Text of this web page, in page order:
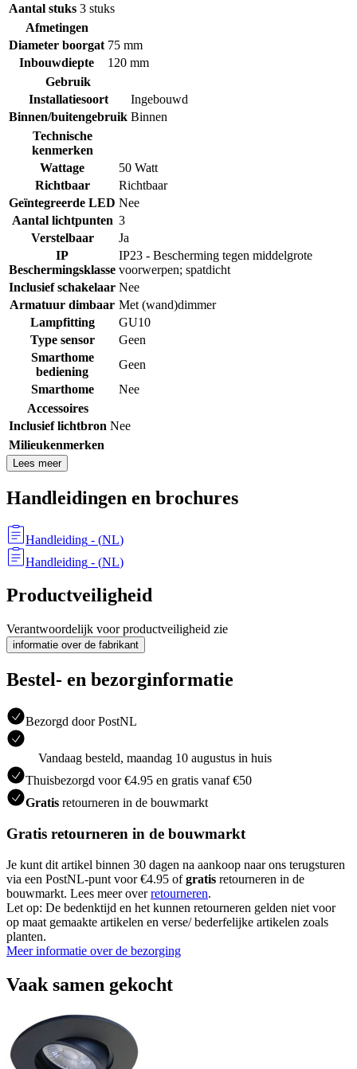
Aantal stuks 3 stuks
Afmetingen
Diameter boorgat 75 mm
Inbouwdiepte
120 mm
Gebruik
Installatiesoort
Ingebouwd
Binnen/buitengebruik Binnen
Technische
kenmerken
Wattage
50 Watt
Richtbaar
Richtbaar
Geïntegreerde LED Nee
Aantal lichtpunten 3
Verstelbaar
Ja
IP
Beschermingsklasse
IP23 - Bescherming tegen middelgrote
voorwerpen; spatdicht
Inclusief schakelaar Nee
Armatuur dimbaar Met (wand)dimmer
Lampfitting
GU10
Type sensor
Geen
Smarthome
bediening
Geen
Smarthome
Nee
Accessoires
Inclusief lichtbron Nee
Milieukenmerken
Lees meer
Handleidingen en brochures
Handleiding - (NL)
Handleiding - (NL)
Productveiligheid
Verantwoordelijk voor productveiligheid zie
informatie over de fabrikant
Bestel- en bezorginformatie
Bezorgd door PostNL
Vandaag besteld, maandag 10 augustus in huis
Thuisbezorgd voor €4.95 en gratis vanaf €50
Gratis retourneren in de bouwmarkt
Gratis retourneren in de bouwmarkt
Je kunt dit artikel binnen 30 dagen na aankoop naar ons terugsturen
via een PostNL-punt voor €4.95 ofgratis retourneren in de
bouwmarkt. Lees meer overretourneren.
Let op: De bedenktijd en het kunnen retourneren gelden niet voor
op maat gemaakte artikelen en verse/ bederfelijke artikelen zoals
planten.
Meer informatie over de bezorging
Vaak samen gekocht